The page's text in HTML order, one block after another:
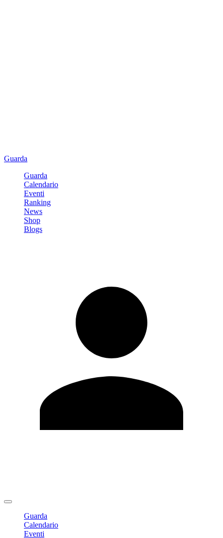
Guarda
Guarda
Calendario
Eventi
Ranking
News
Shop
Blogs
Guarda
Calendario
Eventi